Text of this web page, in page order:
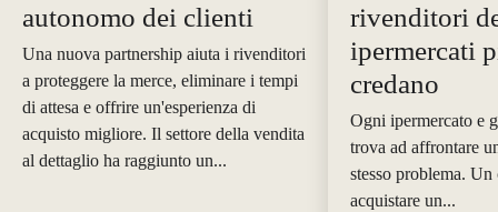
autonomo dei clienti
Una nuova partnership aiuta i rivenditori
a proteggere la merce, eliminare i tempi
di attesa e offrire un'esperienza di
acquisto migliore. Il settore della vendita
al dettaglio ha raggiunto un...
rivenditori
ipermercati
credano
Ogni ipermercato e
trova ad affrontare
stesso problema. Un
acquistare un...